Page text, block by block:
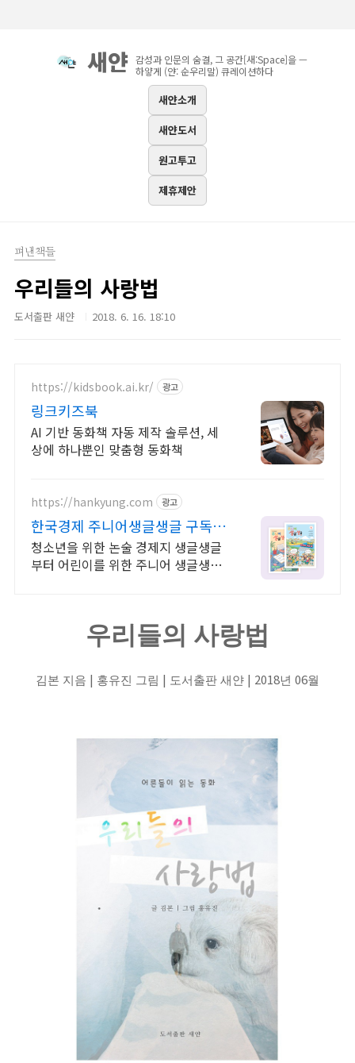
새얀 감성과 인문의 숨결, 그 공간[새:Space]을 —
하얗게 (얀: 순우리말) 큐레이션하다
새얀소개
새얀도서
원고투고
제휴제안
펴낸책들
우리들의 사랑법
도서출판 새얀 2018. 6. 16. 18:10
https://kidsbook.ai.kr/ 광고
링크키즈북
AI 기반 동화책 자동 제작 솔루션, 세
상에 하나뿐인 맞춤형 동화책
https://hankyung.com 광고
한국경제 주니어생글생글 구독 온
가족이 한경독자
청소년을 위한 논술 경제지 생글생글
부터 어린이를 위한 주니어 생글생글
우리들의 사랑법
김본 지음 | 홍유진 그림 | 도서출판 새얀 | 2018년 06월